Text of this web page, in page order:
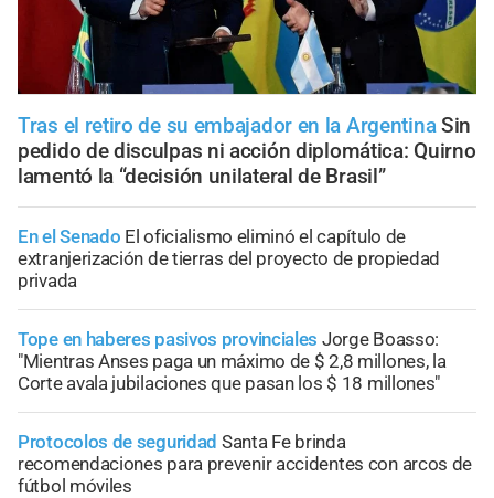
Tras el retiro de su embajador en la Argentina Sin
pedido de disculpas ni acción diplomática: Quirno
lamentó la “decisión unilateral de Brasil”
En el Senado El oficialismo eliminó el capítulo de
extranjerización de tierras del proyecto de propiedad
privada
Tope en haberes pasivos provinciales Jorge Boasso:
"Mientras Anses paga un máximo de $ 2,8 millones, la
Corte avala jubilaciones que pasan los $ 18 millones"
Protocolos de seguridad Santa Fe brinda
recomendaciones para prevenir accidentes con arcos de
fútbol móviles